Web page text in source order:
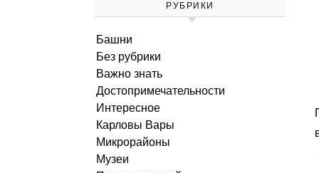
РУБРИКИ
Башни
Без рубрики
Важно знать
Достопримечательности
Интересное
Карловы Вары
Микрорайоны
Музеи
Представьте себе место, где